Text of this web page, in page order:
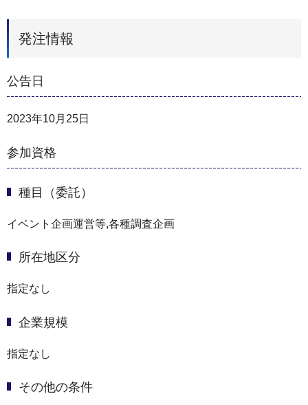
発注情報
公告日
2023年10月25日
参加資格
種目（委託）
イベント企画運営等,各種調査企画
所在地区分
指定なし
企業規模
指定なし
その他の条件